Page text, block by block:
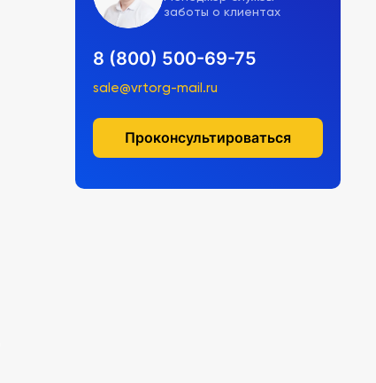
заботы о клиентах
8 (800) 500-69-75
sale@vrtorg-mail.ru
Проконсультироваться